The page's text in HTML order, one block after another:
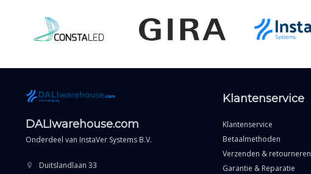
DALIwarehouse.com
Onderdeel van InstaVer Systems B.V.
Duitslandlaan 33
Klantenservice
Klantenservice
Betaalmethoden
Verzenden & retourneren
Garantie & Reparatie